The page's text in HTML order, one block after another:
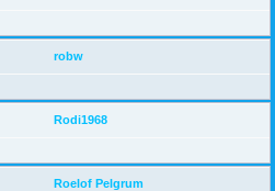
robw
Rodi1968
Roelof Pelgrum